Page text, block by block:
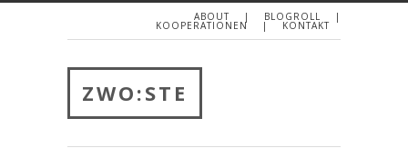
ABOUT BLOGROLL
KOOPERATIONEN KONTAKT
ZWO:STE